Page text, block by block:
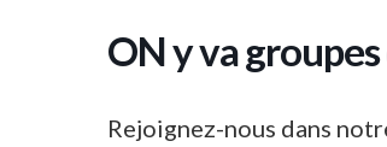
ON y va
Rejoignez-nous dans